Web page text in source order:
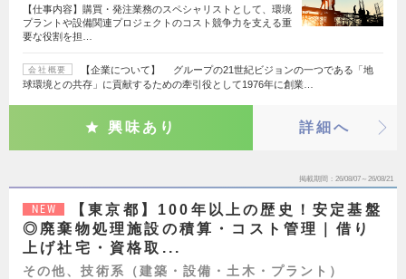
【仕事内容】購買・発注業務のスペシャリストとして、環境
プラントや設備関連プロジェクトのコスト競争力を支える重
要な役割を担…
会社概要
【企業について】 グループの21世紀ビジョンの一つである「地
球環境との共存」に貢献するための牽引役として1976年に創業…
興味あり 詳細へ
掲載期間 26/08/07～26/08/21
NEW
【東京都】100年以上の歴史！安定基盤
◎廃棄物処理施設の積算・コスト管理｜借り
上げ社宅・資格取...
その他、技術系（建築・設備・土木・プラント）